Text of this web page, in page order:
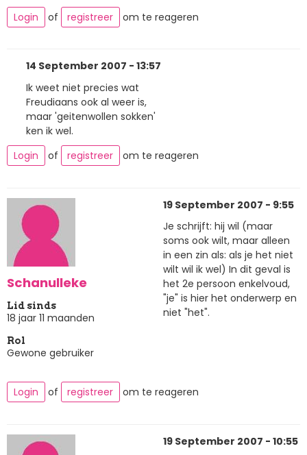
Login
of registreer om te reageren
14 September 2007 - 13:57
Ik weet niet precies wat
Freudiaans ook al weer is,
maar 'geitenwollen sokken'
ken ik wel.
Login
of registreer om te reageren
Schanulleke
Lid sinds
18 jaar 11 maanden
Rol
Gewone gebruiker
19 September 2007 - 9:55
Je schrijft: hij wil (maar
soms ook wilt, maar alleen
in een zin als: als je het niet
wilt wil ik wel) In dit geval is
het 2e persoon enkelvoud,
"je" is hier het onderwerp en
niet "het".
Login of registreer om te reageren
19 September 2007 - 10:55